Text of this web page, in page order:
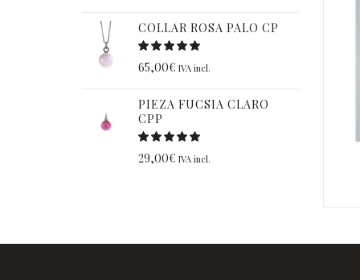
COLLAR ROSA PALO CP
65,00€ IVA incl.
PIEZA FUCSIA CLARO
CPP
29,00€ IVA incl.